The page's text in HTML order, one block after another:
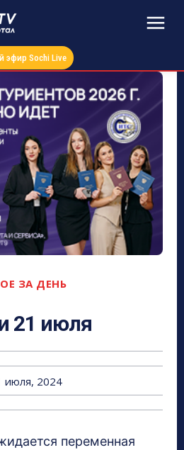
эфир Sochi Live
ЗА ДЕНЬ
21 июля
июля, 2024
переменная